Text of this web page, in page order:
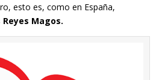
esto es, como en España,
Magos.